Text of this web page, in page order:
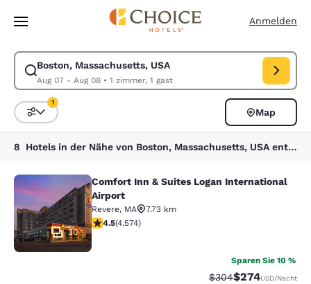
Weiter Zu Hauptinhalt
Anmelden
Boston, Massachusetts, USA
Aug 07 - Aug 08• 1 zimmer, 1 gast
Suche für Boston, Massachusetts, USA ändern. Check-in-Datum Aug
Sortieren und Filtern,
1
Map
8 Hotels in der Nähe von Boston, Massachusetts, USA entsprechen Ihren Filtern
Comfort Inn & Suites Logan
30
Comfort Inn & Suites Logan International
Airport
Revere, MA
7.73 km
4.45-Sterne-Bewertung. Hervorragend. 4574
4.5(4.574)
Sparen Sie 10 %
Durchgestrichener
$304Vergünstigter
$274USD/Nacht